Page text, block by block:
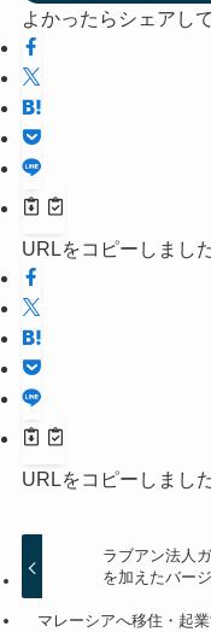
よかったらシェアし
URLをコピーしまし
URLをコピーしまし
ラブアン法人
を加えたバー
マレーシアへ移住・起